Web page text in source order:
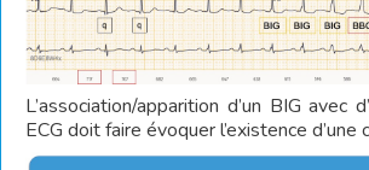
L’association/apparition d’un BIG avec
ECG doit faire évoquer l’existence d’une